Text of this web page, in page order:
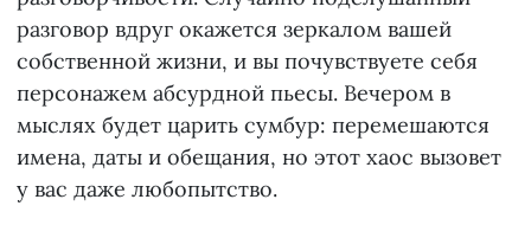
разговор вдруг окажется зеркалом вашей
собственной жизни, и вы почувствуете себя
персонажем абсурдной пьесы. Вечером в
мыслях будет царить сумбур: перемешаются
имена, даты и обещания, но этот хаос вызовет
у вас даже любопытство.